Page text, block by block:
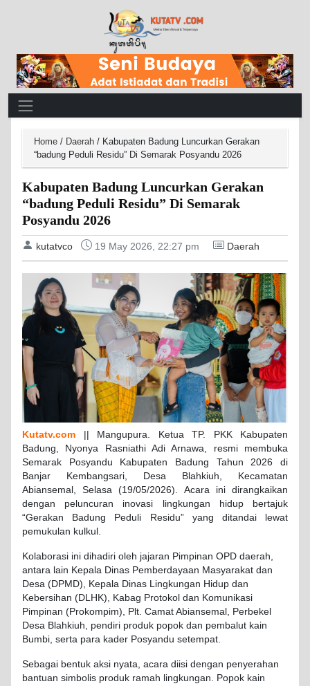
Main Navigation
Home / Daerah / Kabupaten Badung Luncurkan Gerakan
“badung Peduli Residu” Di Semarak Posyandu 2026
Kabupaten Badung Luncurkan Gerakan
“badung Peduli Residu” Di Semarak
Posyandu 2026
kutatvco 19 May 2026, 22:27 pm Daerah
Kutatv.com || Mangupura. Ketua TP. PKK Kabupaten
Badung, Nyonya Rasniathi Adi Arnawa, resmi membuka
Semarak Posyandu Kabupaten Badung Tahun 2026 di
Banjar Kembangsari, Desa Blahkiuh, Kecamatan
Abiansemal, Selasa (19/05/2026). Acara ini dirangkaikan
dengan peluncuran inovasi lingkungan hidup bertajuk
“Gerakan Badung Peduli Residu” yang ditandai lewat
pemukulan kulkul.
Kolaborasi ini dihadiri oleh jajaran Pimpinan OPD daerah,
antara lain Kepala Dinas Pemberdayaan Masyarakat dan
Desa (DPMD), Kepala Dinas Lingkungan Hidup dan
Kebersihan (DLHK), Kabag Protokol dan Komunikasi
Pimpinan (Prokompim), Plt. Camat Abiansemal, Perbekel
Desa Blahkiuh, pendiri produk popok dan pembalut kain
Bumbi, serta para kader Posyandu setempat.
Sebagai bentuk aksi nyata, acara diisi dengan penyerahan
bantuan simbolis produk ramah lingkungan. Popok kain